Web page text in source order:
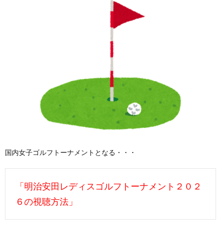
国内女子ゴルフトーナメントとなる・・・
「明治安田レディスゴルフトーナメント２０２
６の視聴方法」